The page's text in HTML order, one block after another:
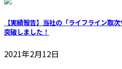
【実績報告】当社の「ライフライン取
突破しました！
2021年2月12日